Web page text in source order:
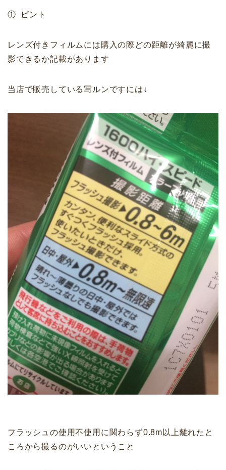
① ピント
レンズ付きフィルムには購入の際どの距離が綺麗に撮
影できるか記載があります
当店で販売している写ルンですには↓
フラッシュの使用不使用に関わらず0.8m以上離れたと
ころから撮るのがいいということ